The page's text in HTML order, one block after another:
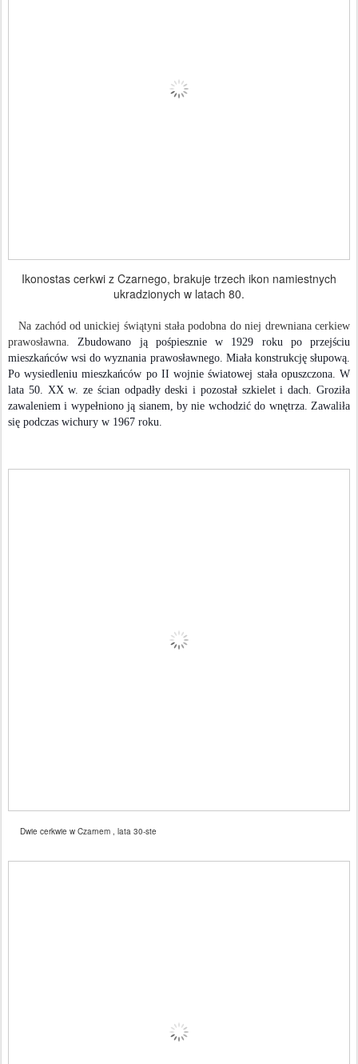
Ikonostas cerkwi z Czarnego, brakuje trzech ikon namiestnych
ukradzionych w latach 80.
Na zachód od unickiej świątyni stała podobna do niej drewniana cerkiew
prawosławna. Zbudowano ją pośpiesznie w 1929 roku po przejściu
mieszkańców wsi do wyznania prawosławnego. Miała konstrukcję słupową.
Po wysiedleniu mieszkańców po II wojnie światowej stała opuszczona. W
lata 50. XX w. ze ścian odpadły deski i pozostał szkielet i dach. Groziła
zawaleniem i wypełniono ją sianem, by nie wchodzić do wnętrza. Zawaliła
się podczas wichury w 1967 roku.
Dwie cerkwie w Czarnem , lata 30-ste